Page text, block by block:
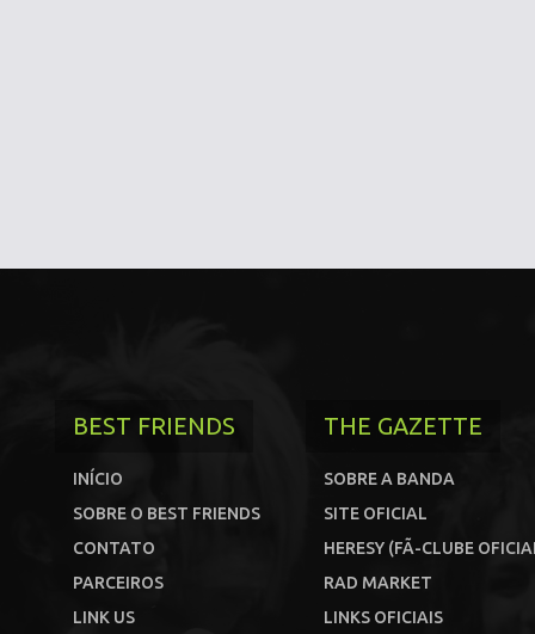
BEST FRIENDS
INÍCIO
SOBRE O BEST FRIENDS
CONTATO
PARCEIROS
LINK US
THE GAZETTE
SOBRE A BANDA
SITE OFICIAL
HERESY (FÃ-CLUBE
RAD MARKET
LINKS OFICIAIS